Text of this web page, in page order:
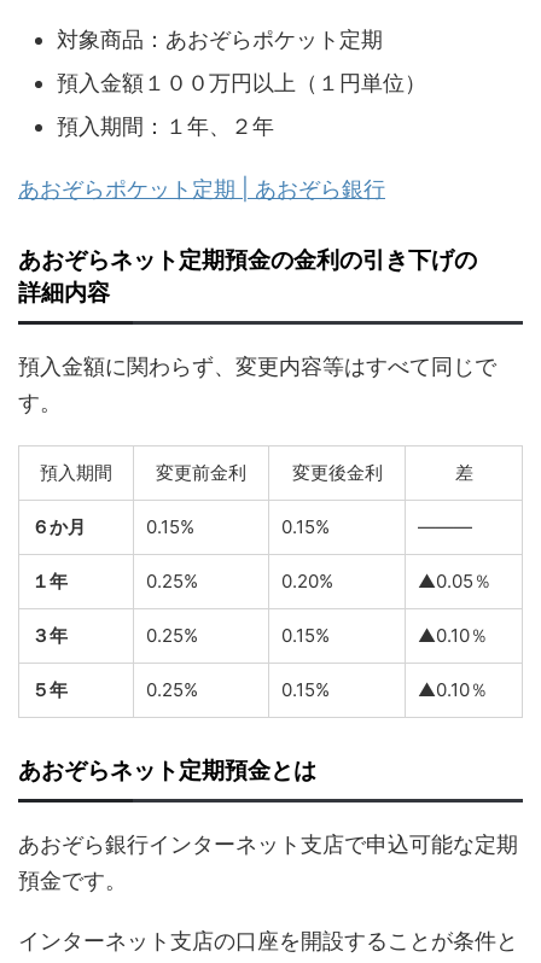
対象商品：あおぞらポケット定期
預入金額１００万円以上（１円単位）
預入期間：１年、２年
あおぞらポケット定期 | あおぞら銀行
あおぞらネット定期預金の金利の引き下げの
詳細内容
預入金額に関わらず、変更内容等はすべて同じで
す。
預入期間 変更前金利 変更後金利 差
６か月 0.15% 0.15% ―――
１年 0.25% 0.20% ▲0.05％
３年 0.25% 0.15% ▲0.10％
５年 0.25% 0.15% ▲0.10％
あおぞらネット定期預金とは
あおぞら銀行インターネット支店で申込可能な定期
預金です。
インターネット支店の口座を開設することが条件と